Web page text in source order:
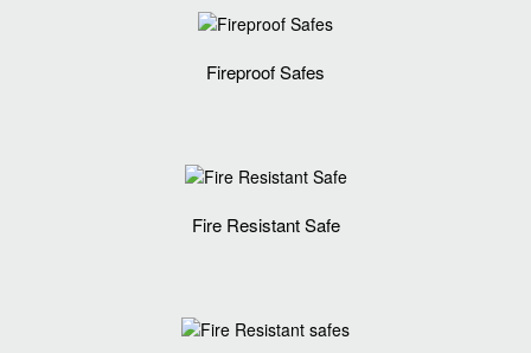
Fireproof Safes
Fire Resistant Safe